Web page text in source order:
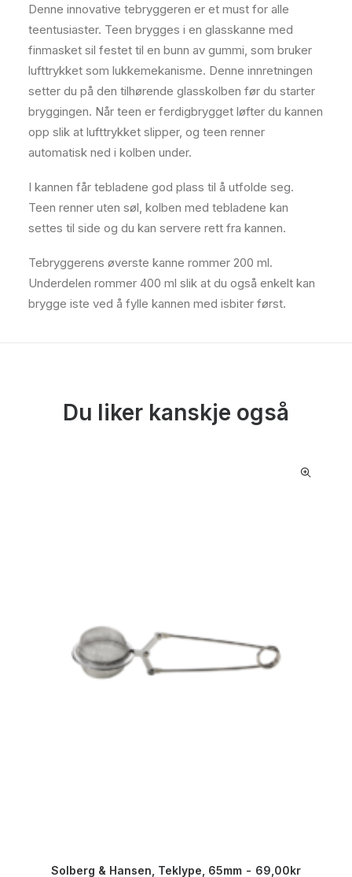
Denne innovative tebryggeren er et must for alle
teentusiaster. Teen brygges i en glasskanne med
finmasket sil festet til en bunn av gummi, som bruker
lufttrykket som lukkemekanisme. Denne innretningen
setter du på den tilhørende glasskolben før du starter
bryggingen. Når teen er ferdigbrygget løfter du kannen
opp slik at lufttrykket slipper, og teen renner
automatisk ned i kolben under.
I kannen får tebladene god plass til å utfolde seg.
Teen renner uten søl, kolben med tebladene kan
settes til side og du kan servere rett fra kannen.
Tebryggerens øverste kanne rommer 200 ml.
Underdelen rommer 400 ml slik at du også enkelt kan
brygge iste ved å fylle kannen med isbiter først.
Du liker kanskje også
Solberg & Hansen, Teklype, 65mm 69,00kr